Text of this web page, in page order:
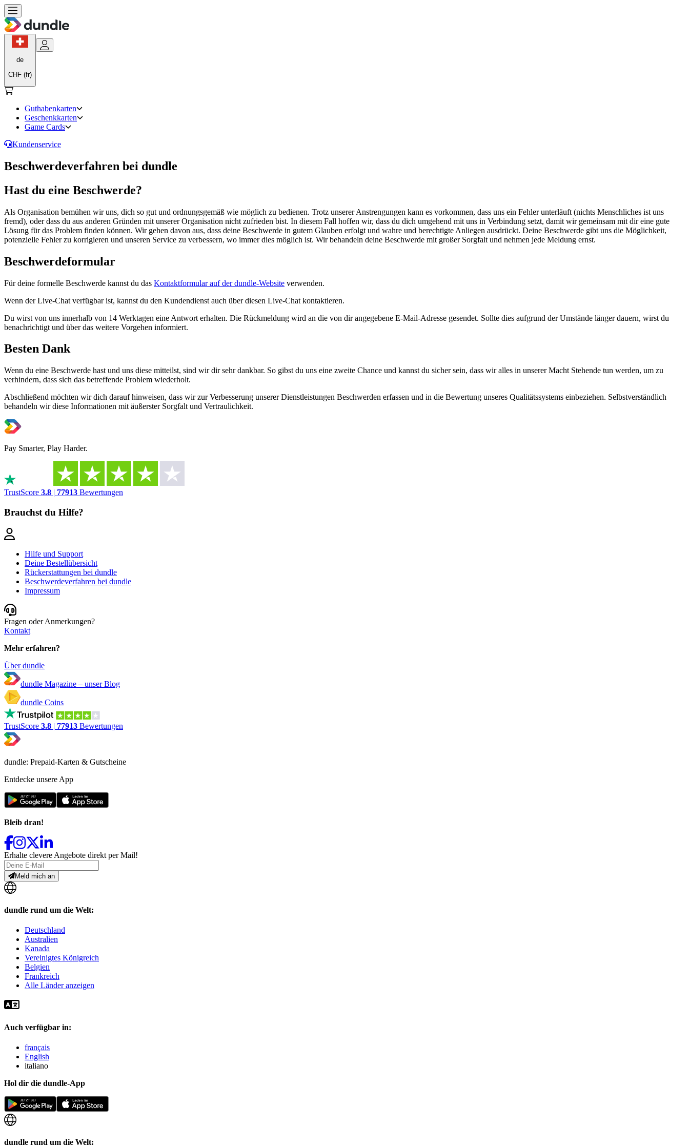
de
CHF (fr)
Guthabenkarten
Geschenkkarten
Game Cards
Kundenservice
Beschwerdeverfahren bei dundle
Hast du eine Beschwerde?
Als Organisation bemühen wir uns, dich so gut und ordnungsgemäß wie möglich zu bedienen. Trotz unserer Anstrengungen kann es vorkommen, dass uns ein Fehler unterläuft (nichts Menschliches ist uns
fremd), oder dass du aus anderen Gründen mit unserer Organisation nicht zufrieden bist. In diesem Fall hoffen wir, dass du dich umgehend mit uns in Verbindung setzt, damit wir gemeinsam mit dir eine gute
Lösung für das Problem finden können. Wir gehen davon aus, dass deine Beschwerde in gutem Glauben erfolgt und wahre und berechtigte Anliegen ausdrückt. Deine Beschwerde gibt uns die Möglichkeit,
potenzielle Fehler zu korrigieren und unseren Service zu verbessern, wo immer dies möglich ist. Wir behandeln deine Beschwerde mit großer Sorgfalt und nehmen jede Meldung ernst.
Beschwerdeformular
Für deine formelle Beschwerde kannst du das Kontaktformular auf der dundle-Website verwenden.
Wenn der Live-Chat verfügbar ist, kannst du den Kundendienst auch über diesen Live-Chat kontaktieren.
Du wirst von uns innerhalb von 14 Werktagen eine Antwort erhalten. Die Rückmeldung wird an die von dir angegebene E-Mail-Adresse gesendet. Sollte dies aufgrund der Umstände länger dauern, wirst du
benachrichtigt und über das weitere Vorgehen informiert.
Besten Dank
Wenn du eine Beschwerde hast und uns diese mitteilst, sind wir dir sehr dankbar. So gibst du uns eine zweite Chance und kannst du sicher sein, dass wir alles in unserer Macht Stehende tun werden, um zu
verhindern, dass sich das betreffende Problem wiederholt.
Abschließend möchten wir dich darauf hinweisen, dass wir zur Verbesserung unserer Dienstleistungen Beschwerden erfassen und in die Bewertung unseres Qualitätssystems einbeziehen. Selbstverständlich
behandeln wir diese Informationen mit äußerster Sorgfalt und Vertraulichkeit.
Pay Smarter, Play Harder.
TrustScore 3.8 | 77913 Bewertungen
Brauchst du Hilfe?
Hilfe und Support
Deine Bestellübersicht
Rückerstattungen bei dundle
Beschwerdeverfahren bei dundle
Impressum
Fragen oder Anmerkungen?
Kontakt
Mehr erfahren?
Über dundle
dundle Magazine – unser Blog
dundle Coins
TrustScore 3.8 | 77913 Bewertungen
dundle: Prepaid-Karten & Gutscheine
Entdecke unsere App
Bleib dran!
Erhalte clevere Angebote direkt per Mail!
Meld mich an
dundle rund um die Welt:
Deutschland
Australien
Kanada
Vereinigtes Königreich
Belgien
Frankreich
Alle Länder anzeigen
Auch verfügbar in:
français
English
italiano
Hol dir die dundle-App
dundle rund um die Welt: